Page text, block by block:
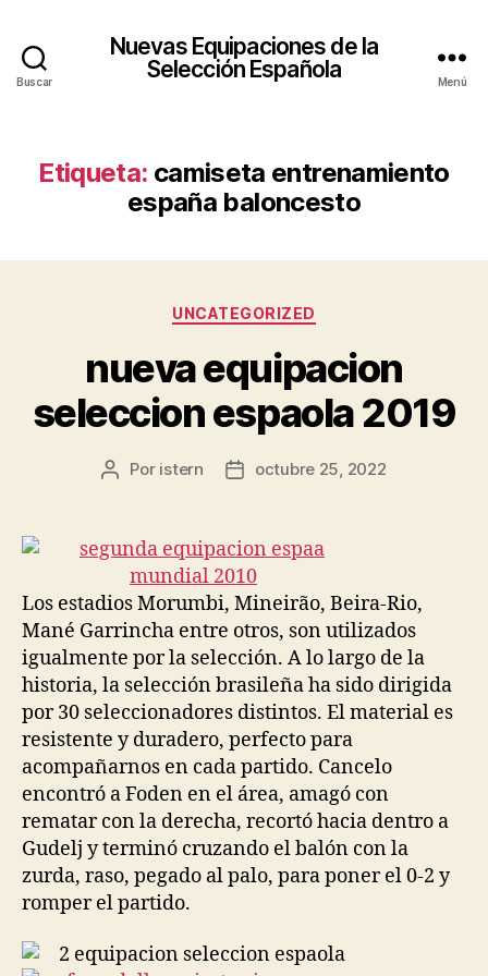
Buscar
Nuevas Equipaciones de la
Selección Española
Menú
Etiqueta: camiseta entrenamiento
españa baloncesto
Categorías
UNCATEGORIZED
nueva equipacion
seleccion espaola 2019
Autor
entrada
Por istern
Fecha
entrada
octubre 25, 2022
Los estadios Morumbi, Mineirão, Beira-Rio,
Mané Garrincha entre otros, son utilizados
igualmente por la selección. A lo largo de la
historia, la selección brasileña ha sido dirigida
por 30 seleccionadores distintos. El material es
resistente y duradero, perfecto para
acompañarnos en cada partido. Cancelo
encontró a Foden en el área, amagó con
rematar con la derecha, recortó hacia dentro a
Gudelj y terminó cruzando el balón con la
zurda, raso, pegado al palo, para poner el 0-2 y
romper el partido.